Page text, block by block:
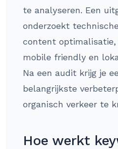
te analyseren. Een
onderzoekt
content
mobile friendly en
Na een audit krijg je
belangrijkste
organisch verkeer te
Hoe werkt